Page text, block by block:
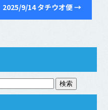
2025/9/14 タチウオ便→